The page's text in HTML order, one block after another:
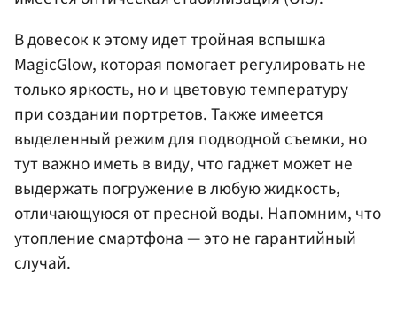
В довесок к этому идет тройная вспышка
MagicGlow, которая помогает регулировать не
только яркость, но и цветовую температуру
при создании портретов. Также имеется
выделенный режим для подводной съемки, но
тут важно иметь в виду, что гаджет может не
выдержать погружение в любую жидкость,
отличающуюся от пресной воды. Напомним, что
утопление смартфона — это не гарантийный
случай.